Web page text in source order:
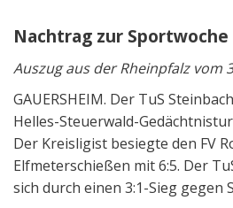
Nachtrag zur Sportwoche
Auszug aus der Rheinpfalz vom
GAUERSHEIM. Der TuS
Helles-Steuerwald-
Der Kreisligist besiegte den FV
Elfmeterschießen mit 6:5. Der
sich durch einen 3:1-Sieg gegen